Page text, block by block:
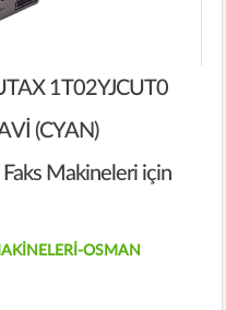
1T02YJCUT0
(CYAN)
Faks Makineleri için
OSMAN